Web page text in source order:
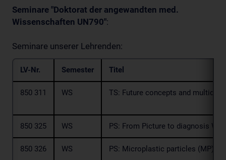
Seminare "Doktorat der angewandten med.
Wissenschaften UN790":
Seminare unserer Lehrenden:
LV-Nr. Semester Titel
850 311 WS TS: Future concepts and
850 325 WS PS: From Picture to diagnosis
850 326 WS PS: Microplastic particles (MP)